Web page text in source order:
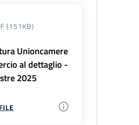
(151KB)
Unioncamere
al dettaglio -
2025